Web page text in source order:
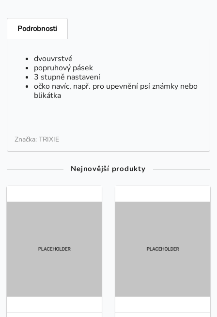
Podrobnosti
dvouvrstvé
popruhový pásek
3 stupně nastavení
očko navíc, např. pro upevnění psí známky nebo
blikátka
Značka: TRIXIE
Nejnovější produkty